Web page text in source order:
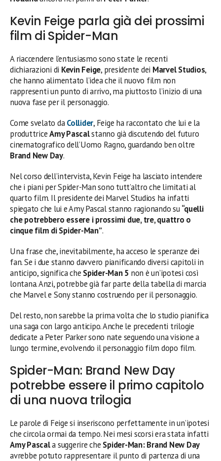
Kevin Feige parla già dei prossimi
film di Spider-Man
A riaccendere l’entusiasmo sono state le recenti
dichiarazioni di Kevin Feige, presidente dei Marvel Studios,
che hanno alimentato l’idea che il nuovo film non
rappresenti un punto di arrivo, ma piuttosto l’inizio di una
nuova fase per il personaggio.
Come svelato daCollider, Feige ha raccontato che lui e la
produttriceAmy Pascalstanno già discutendo del futuro
cinematografico dell’Uomo Ragno, guardando ben oltre
Brand New Day.
Nel corso dell’intervista, Kevin Feige ha lasciato intendere
che i piani per Spider-Man sono tutt’altro che limitati al
quarto film. Il presidente dei Marvel Studios ha infatti
spiegato che lui e Amy Pascal stanno ragionando su“quelli
che potrebbero essere i prossimi due, tre, quattro o
cinque film di Spider-Man”.
Una frase che, inevitabilmente, ha acceso le speranze dei
fan. Se i due stanno davvero pianificando diversi capitoli in
anticipo, significa che Spider-Man 5 non è un’ipotesi così
lontana. Anzi, potrebbe già far parte della tabella di marcia
che Marvel e Sony stanno costruendo per il personaggio.
Del resto, non sarebbe la prima volta che lo studio pianifica
una saga con largo anticipo. Anche le precedenti trilogie
dedicate a Peter Parker sono nate seguendo una visione a
lungo termine, evolvendo il personaggio film dopo film.
Spider-Man: Brand New Day
potrebbe essere il primo capitolo
di una nuova trilogia
Le parole di Feige si inseriscono perfettamente in un’ipotesi
che circola ormai da tempo. Nei mesi scorsi era stata infatti
Amy Pascala suggerire che Spider-Man: Brand New Day
avrebbe potuto rappresentare il punto di partenza di una